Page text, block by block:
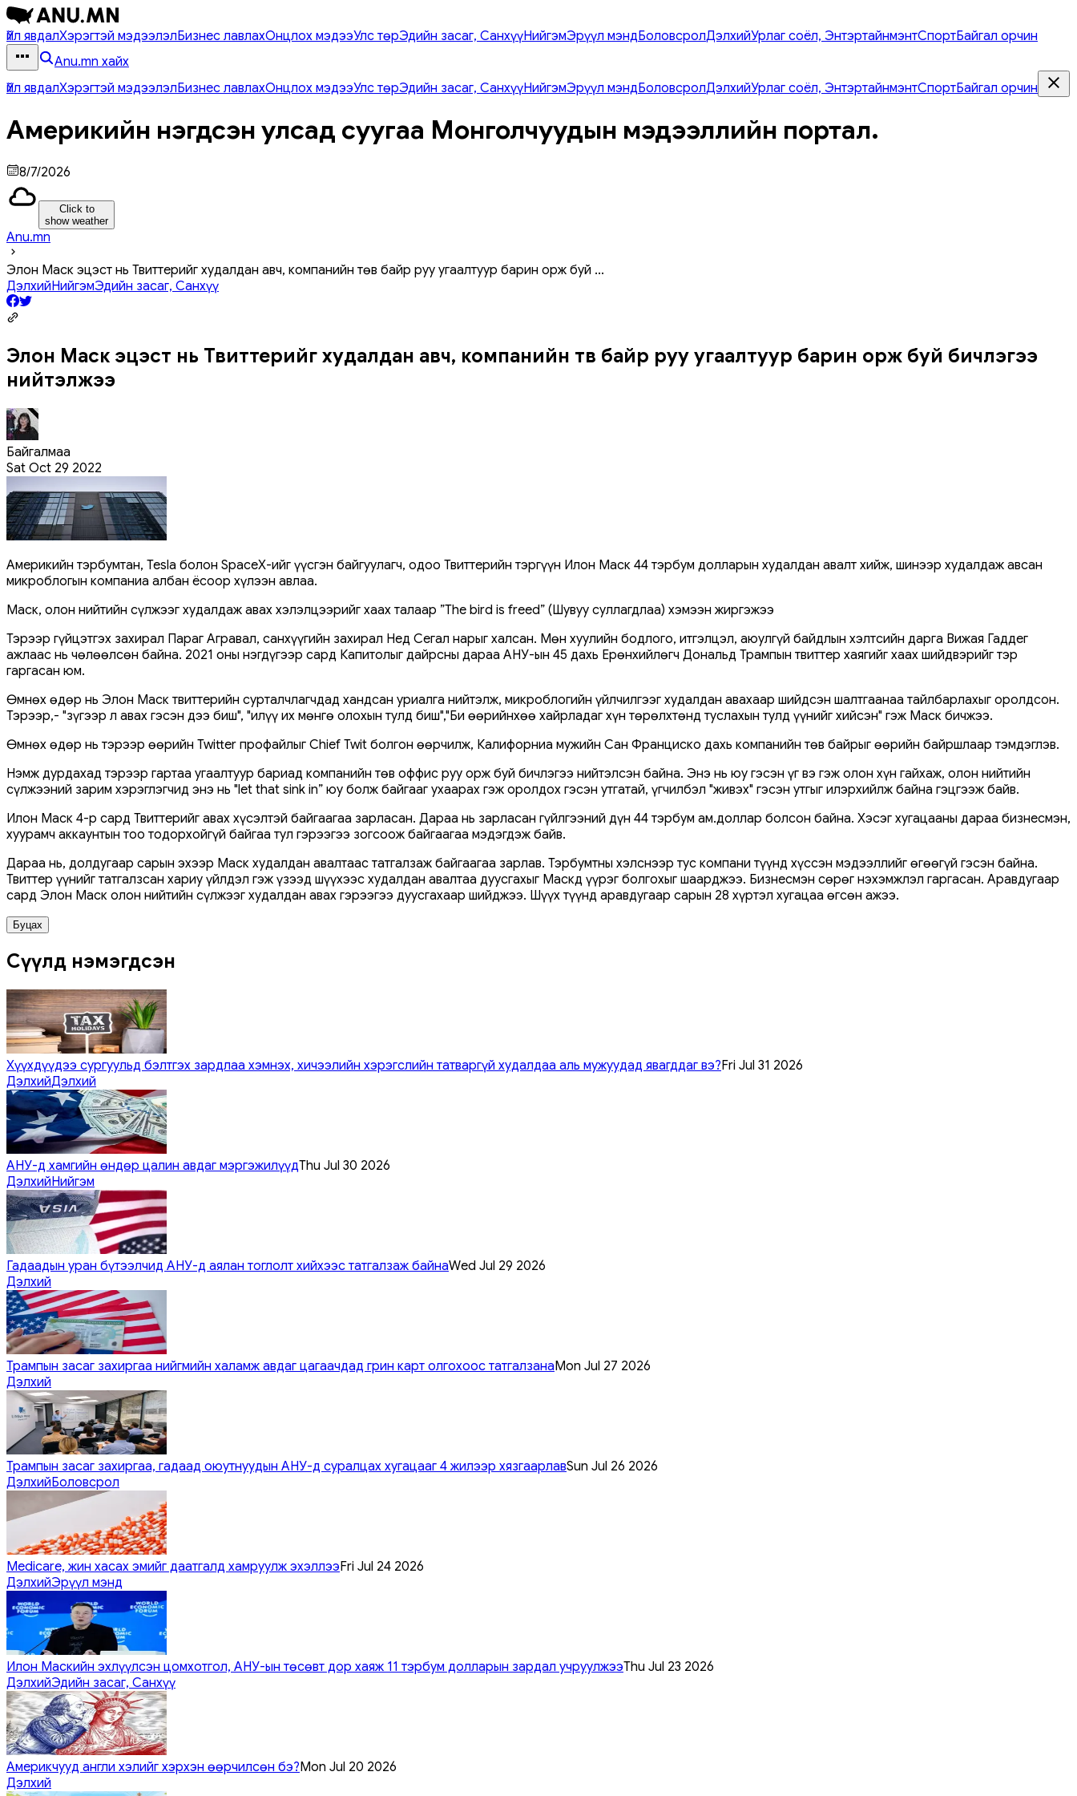
Үйл явдалХэрэгтэй мэдээлэлБизнес лавлахОнцлох мэдээУлс төрЭдийн засаг, СанхүүНийгэмЭрүүл мэндБоловсролДэлхийУрлаг соёл, ЭнтэртайнмэнтСпортБайгал орчин
Anu.mn хайх
Үйл явдалХэрэгтэй мэдээлэлБизнес лавлахОнцлох мэдээУлс төрЭдийн засаг, СанхүүНийгэмЭрүүл мэндБоловсролДэлхийУрлаг соёл, ЭнтэртайнмэнтСпортБайгал орчин
Америкийн нэгдсэн улсад суугаа Монголчуудын мэдээллийн портал.
8/7/2026
Click to
show weather
Anu.mn
Элон Маск эцэст нь Твиттерийг худалдан авч, компанийн төв байр руу угаалтуур барин орж буй ...
ДэлхийНийгэмЭдийн засаг, Санхүү
Элон Маск эцэст нь Твиттерийг худалдан авч, компанийн төв байр руу угаалтуур барин орж буй бичлэгээ
нийтэлжээ
Байгалмаа
Sat Oct 29 2022
Америкийн тэрбумтан, Tesla болон SpaceX-ийг үүсгэн байгуулагч, одоо Твиттерийн тэргүүн Илон Маск 44 тэрбум долларын худалдан авалт хийж, шинээр худалдаж авсан
микроблогын компаниа албан ёсоор хүлээн авлаа.
Маск, олон нийтийн сүлжээг худалдаж авах хэлэлцээрийг хаах талаар ”The bird is freed” (Шувуу суллагдлаа) хэмээн жиргэжээ
Тэрээр гүйцэтгэх захирал Параг Агравал, санхүүгийн захирал Нед Сегал нарыг халсан. Мөн хуулийн бодлого, итгэлцэл, аюулгүй байдлын хэлтсийн дарга Вижая Гаддег
ажлаас нь чөлөөлсөн байна. 2021 оны нэгдүгээр сард Капитолыг дайрсны дараа АНУ-ын 45 дахь Ерөнхийлөгч Дональд Трампын твиттер хаягийг хаах шийдвэрийг тэр
гаргасан юм.
Өмнөх өдөр нь Элон Маск твиттерийн сурталчлагчдад хандсан уриалга нийтэлж, микроблогийн үйлчилгээг худалдан авахаар шийдсэн шалтгаанаа тайлбарлахыг оролдсон.
Тэрээр,- "зүгээр л авах гэсэн дээ биш", "илүү их мөнгө олохын тулд биш","Би өөрийнхөө хайрладаг хүн төрөлхтөнд туслахын тулд үүнийг хийсэн" гэж Маск бичжээ.
Өмнөх өдөр нь тэрээр өөрийн Twitter профайлыг Chief Twit болгон өөрчилж, Калифорниа мужийн Сан Франциско дахь компанийн төв байрыг өөрийн байршлаар тэмдэглэв.
Нэмж дурдахад тэрээр гартаа угаалтуур бариад компанийн төв оффис руу орж буй бичлэгээ нийтэлсэн байна. Энэ нь юу гэсэн үг вэ гэж олон хүн гайхаж, олон нийтийн
сүлжээний зарим хэрэглэгчид энэ нь "let that sink in” юу болж байгааг ухаарах гэж оролдох гэсэн утгатай, үгчилбэл "живэх" гэсэн утгыг илэрхийлж байна гэцгээж байв.
Илон Маск 4-р сард Твиттерийг авах хүсэлтэй байгаагаа зарласан. Дараа нь зарласан гүйлгээний дүн 44 тэрбум ам.доллар болсон байна. Хэсэг хугацааны дараа бизнесмэн,
хуурамч аккаунтын тоо тодорхойгүй байгаа тул гэрээгээ зогсоож байгаагаа мэдэгдэж байв.
Дараа нь, долдугаар сарын эхээр Маск худалдан авалтаас татгалзаж байгаагаа зарлав. Тэрбумтны хэлснээр тус компани түүнд хүссэн мэдээллийг өгөөгүй гэсэн байна.
Твиттер үүнийг татгалзсан хариу үйлдэл гэж үзээд шүүхээс худалдан авалтаа дуусгахыг Маскд үүрэг болгохыг шаарджээ. Бизнесмэн сөрөг нэхэмжлэл гаргасан. Аравдугаар
сард Элон Маск олон нийтийн сүлжээг худалдан авах гэрээгээ дуусгахаар шийджээ. Шүүх түүнд аравдугаар сарын 28 хүртэл хугацаа өгсөн ажээ.
Буцах
Сүүлд нэмэгдсэн
Хүүхдүүдээ сургуульд бэлтгэх зардлаа хэмнэх, хичээлийн хэрэгслийн татваргүй худалдаа аль мужуудад явагддаг вэ?Fri Jul 31 2026
ДэлхийДэлхий
АНУ-д хамгийн өндөр цалин авдаг мэргэжилүүдThu Jul 30 2026
ДэлхийНийгэм
Гадаадын уран бүтээлчид АНУ-д аялан тоглолт хийхээс татгалзаж байнаWed Jul 29 2026
Дэлхий
Трампын засаг захиргаа нийгмийн халамж авдаг цагаачдад грин карт олгохоос татгалзанаMon Jul 27 2026
Дэлхий
Трампын засаг захиргаа, гадаад оюутнуудын АНУ-д суралцах хугацааг 4 жилээр хязгаарлавSun Jul 26 2026
ДэлхийБоловсрол
Medicare, жин хасах эмийг даатгалд хамруулж эхэллээFri Jul 24 2026
ДэлхийЭрүүл мэнд
Илон Маскийн эхлүүлсэн цомхотгол, АНУ-ын төсөвт дор хаяж 11 тэрбум долларын зардал учруулжээThu Jul 23 2026
ДэлхийЭдийн засаг, Санхүү
Америкчууд англи хэлийг хэрхэн өөрчилсөн бэ?Mon Jul 20 2026
Дэлхий